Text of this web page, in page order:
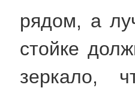
рядом, а
стойке
зеркало,